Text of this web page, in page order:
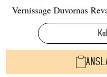
Vernissage Duvornas